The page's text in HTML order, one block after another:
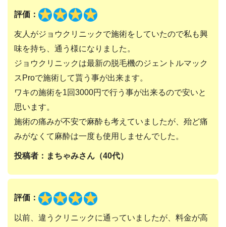
評価：
友人がジョウクリニックで施術をしていたので私も興
味を持ち、通う様になりました。
ジョウクリニックは最新の脱毛機のジェントルマック
スProで施術して貰う事が出来ます。
ワキの施術を1回3000円で行う事が出来るので安いと
思います。
施術の痛みが不安で麻酔も考えていましたが、殆ど痛
みがなくて麻酔は一度も使用しませんでした。
投稿者：まちゃみさん（40代）
評価：
以前、違うクリニックに通っていましたが、料金が高